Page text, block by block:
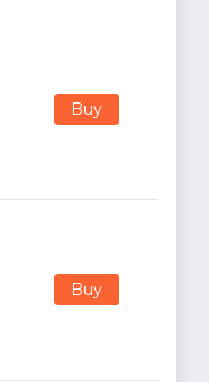
Buy
Buy